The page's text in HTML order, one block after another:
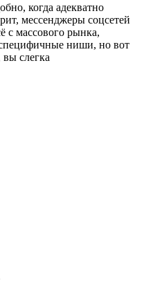
когда адекватно
мессенджеры соцсетей
с массового рынка,
ниши, но вот
слегка